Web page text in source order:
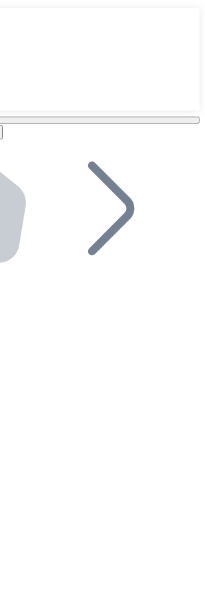
solución en tu plataforma.
Bitnovo en tu negocio y permite que
API en tu ecosistema.
red de distribuidores.
a nuestro ecosistema.